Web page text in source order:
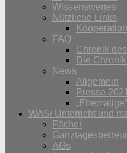
Wissenswertes
Nützliche Links
FAQ
Chronik
Die
News
Allgemein
Presse 2021
WAS/ Unterricht und
Fächer
AGs